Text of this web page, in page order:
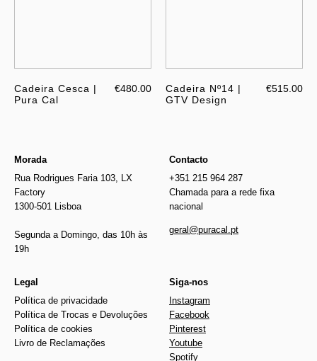
Cadeira Cesca |
Pura Cal
€480.00
Cadeira Nº14 |
GTV Design
€515.00
Morada
Rua Rodrigues Faria 103, LX
Factory
1300-501 Lisboa
Segunda a Domingo, das 10h às
19h
Contacto
+351 215 964 287
Chamada para a rede fixa
nacional
geral@puracal.pt
Legal
Política de privacidade
Política de Trocas e Devoluções
Política de cookies
Livro de Reclamações
Siga-nos
Instagram
Facebook
Pinterest
Youtube
Spotify